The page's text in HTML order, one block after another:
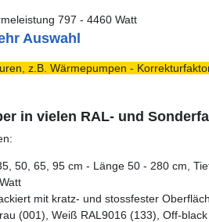
797 - 4460 Watt
Auswahl
z.B. Wärmepumpen -
in vielen RAL- und
50, 65, 95 cm - Länge 50 - 280 cm,
mit kratz- und stossfester
(001), Weiß RAL9016 (133), Off-